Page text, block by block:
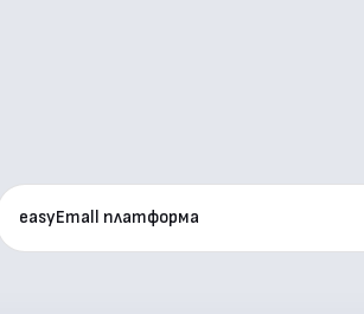
easyEmall платформа